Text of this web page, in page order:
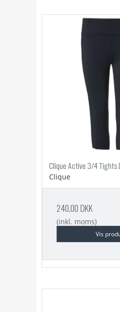
Clique Active 3/4 Tights
Clique
240,00 DKK
(inkl. moms)
Vis